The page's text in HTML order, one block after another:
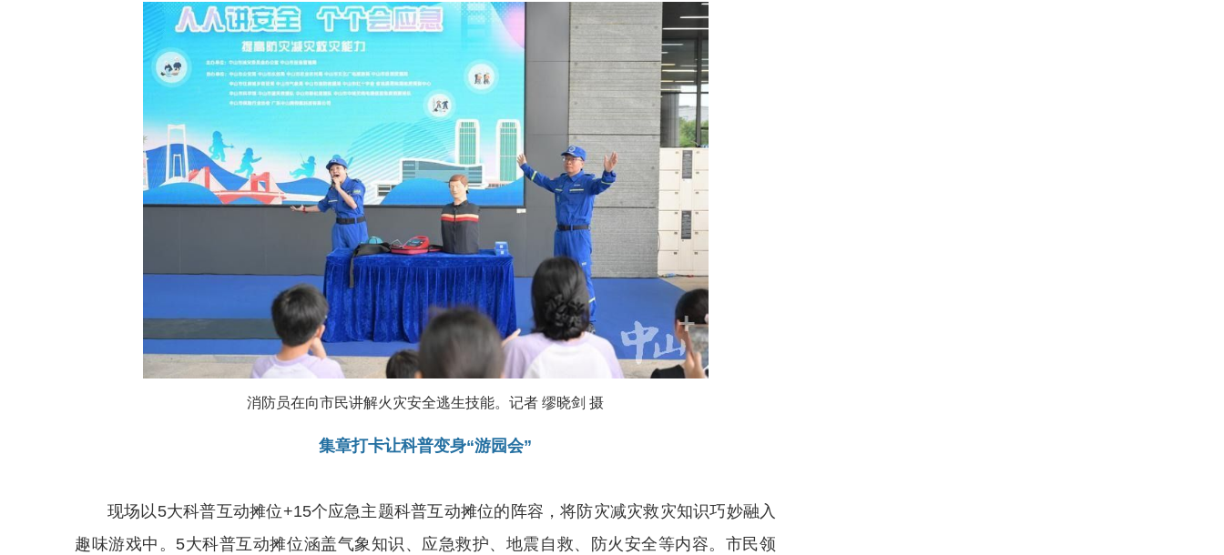
消防员在向市民讲解火灾安全逃生技能。记者 缪晓剑 摄
集章打卡让科普变身“游园会”
现场以5大科普互动摊位+15个应急主题科普互动摊位的阵容，将防灾减灾救灾知识巧妙融入
趣味游戏中。5大科普互动摊位涵盖气象知识、应急救护、地震自救、防火安全等内容。 市民领